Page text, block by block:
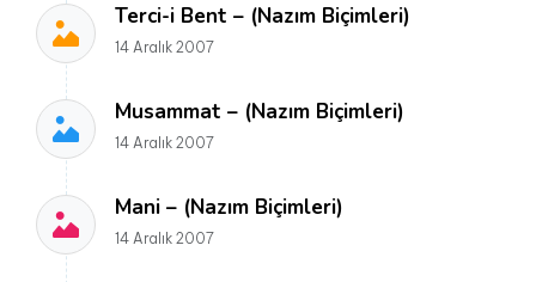
Terci-i Bent – (Nazım Biçimleri)
14 Aralık 2007
Musammat – (Nazım Biçimleri)
14 Aralık 2007
Mani – (Nazım Biçimleri)
14 Aralık 2007